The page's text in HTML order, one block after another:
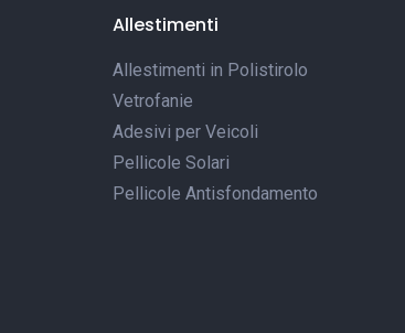
Allestimenti
Allestimenti in Polistirolo
Vetrofanie
Adesivi per Veicoli
Pellicole Solari
Pellicole Antisfondamento